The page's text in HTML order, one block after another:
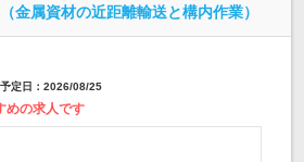
金属資材の近距離輸送と構内作業）
定日：2026/08/25
めの求人です